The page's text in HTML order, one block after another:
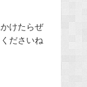
けたらぜ
ださいね